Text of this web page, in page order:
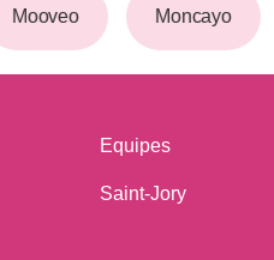
Mooveo Moncayo
Equipes
Saint-Jory